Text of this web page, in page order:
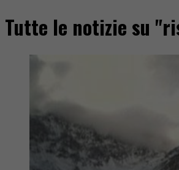
Tutte le notizie su